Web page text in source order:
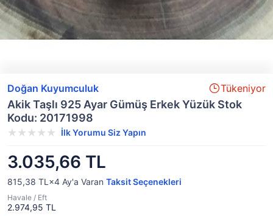
Doğan Kuyumculuk Tükeniyor
Akik Taşlı 925 Ayar Gümüş Erkek Yüzük Stok
Kodu: 20171998
İlk Yorumu Siz Yapın
3.035,66 TL
815,38 TL×4 Ay'a Varan Taksit Seçenekleri
Havale / Eft
2.974,95 TL